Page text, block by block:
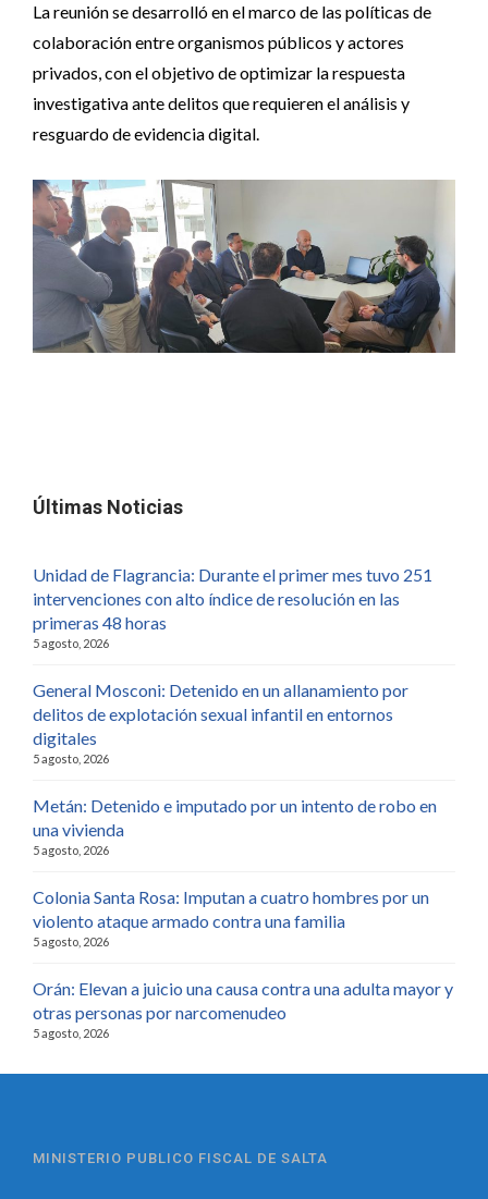
La reunión se desarrolló en el marco de las políticas de
colaboración entre organismos públicos y actores
privados, con el objetivo de optimizar la respuesta
investigativa ante delitos que requieren el análisis y
resguardo de evidencia digital.
Últimas Noticias
Unidad de Flagrancia: Durante el primer mes tuvo 251
intervenciones con alto índice de resolución en las
primeras 48 horas
5 agosto, 2026
General Mosconi: Detenido en un allanamiento por
delitos de explotación sexual infantil en entornos
digitales
5 agosto, 2026
Metán: Detenido e imputado por un intento de robo en
una vivienda
5 agosto, 2026
Colonia Santa Rosa: Imputan a cuatro hombres por un
violento ataque armado contra una familia
5 agosto, 2026
Orán: Elevan a juicio una causa contra una adulta mayor y
otras personas por narcomenudeo
5 agosto, 2026
MINISTERIO PUBLICO FISCAL DE SALTA